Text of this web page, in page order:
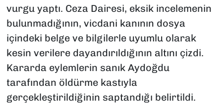
vurgu yaptı. Ceza Dairesi, eksik incelemenin
bulunmadığının, vicdani kanının dosya
içindeki belge ve bilgilerle uyumlu olarak
kesin verilere dayandırıldığının altını çizdi.
Kararda eylemlerin sanık Aydoğdu
tarafından öldürme kastıyla
gerçekleştirildiğinin saptandığı belirtildi.